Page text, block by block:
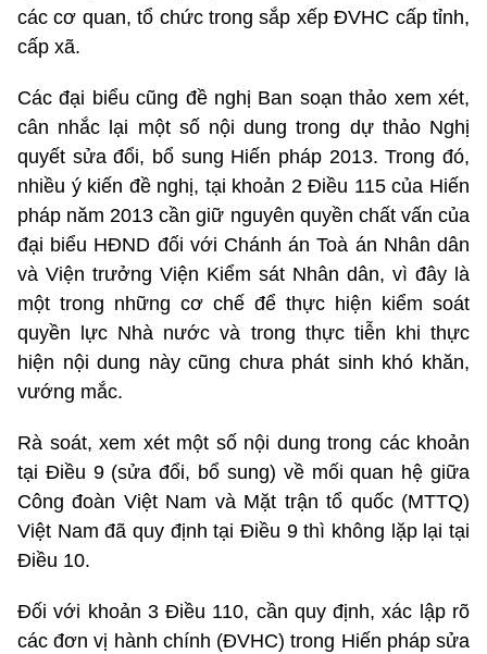
các cơ quan, tổ chức trong sắp xếp ĐVHC cấp tỉnh,
cấp xã.
Các đại biểu cũng đề nghị Ban soạn thảo xem xét,
cân nhắc lại một số nội dung trong dự thảo Nghị
quyết sửa đổi, bổ sung Hiến pháp 2013. Trong đó,
nhiều ý kiến đề nghị, tại khoản 2 Điều 115 của Hiến
pháp năm 2013 cần giữ nguyên quyền chất vấn của
đại biểu HĐND đối với Chánh án Toà án Nhân dân
và Viện trưởng Viện Kiểm sát Nhân dân, vì đây là
một trong những cơ chế để thực hiện kiểm soát
quyền lực Nhà nước và trong thực tiễn khi thực
hiện nội dung này cũng chưa phát sinh khó khăn,
vướng mắc.
Rà soát, xem xét một số nội dung trong các khoản
tại Điều 9 (sửa đổi, bổ sung) về mối quan hệ giữa
Công đoàn Việt Nam và Mặt trận tổ quốc (MTTQ)
Việt Nam đã quy định tại Điều 9 thì không lặp lại tại
Điều 10.
Đối với khoản 3 Điều 110, cần quy định, xác lập rõ
các đơn vị hành chính (ĐVHC) trong Hiến pháp sửa